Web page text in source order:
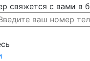
свяжется с вами в